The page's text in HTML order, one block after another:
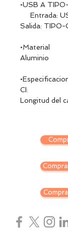
•USB A
Entrada:
Salida: TIPO-
•Material
Aluminio
CI:
Longitud del